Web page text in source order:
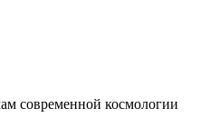
современной космологии